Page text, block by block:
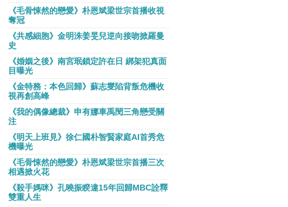
《毛骨悚然的戀愛》朴恩斌梁世宗首播收視
奪冠
《共感細胞》金明洙姜旻兒逆向接吻掀羅曼
史
《婚姻之後》南宮珉鎖定許在日 綁架犯真面
目曝光
《金特務：本色回歸》蘇志燮陷背叛危機收
視再創高峰
《我的偶像總裁》申有娜車禹閔三角戀受關
注
《明天上班見》徐仁國朴智賢家庭AI首秀危
機曝光
《毛骨悚然的戀愛》朴恩斌梁世宗首播三次
相遇掀火花
《殺手媽咪》孔曉振睽違15年回歸MBC詮釋
雙重人生